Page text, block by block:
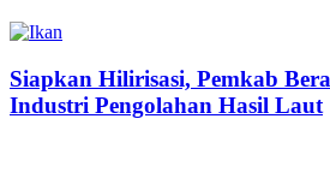
Siapkan Hilirisasi, Pemkab
Industri Pengolahan Hasil Laut